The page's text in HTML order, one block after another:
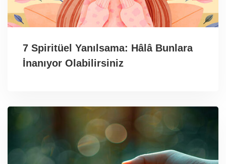
7 Spiritüel Yanılsama: Hâlâ Bunlara
İnanıyor Olabilirsiniz